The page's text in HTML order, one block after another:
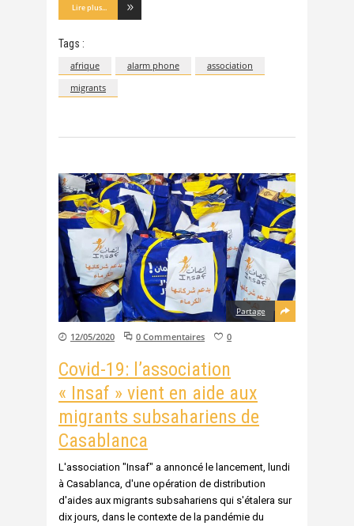
Lire plus...
Tags :
afrique alarm phone
association
migrants
Partage
12/05/2020 0 Commentaires 0
Covid-19: l’association
« Insaf » vient en aide aux
migrants subsahariens de
Casablanca
L'association "Insaf" a annoncé le lancement, lundi
à Casablanca, d'une opération de distribution
d'aides aux migrants subsahariens qui s'étalera sur
dix jours, dans le contexte de la pandémie du